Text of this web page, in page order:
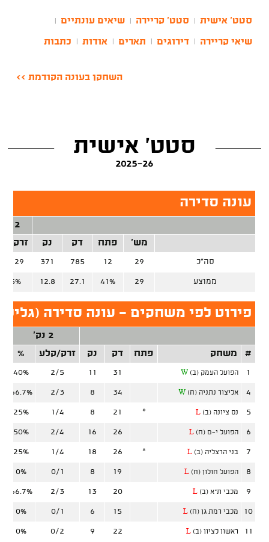
סטט' אישית סטט' קריירה שיאים עונתיים
שיאי קריירה דירוגים תארים אודות כתבות
השחקן בעונה הקודמת >>
סטט' אישית
2025-26
עונה סדירה
2 נק'
מש'
פתח דק נק זרק/
סה"כ 29
12
785
371
129
ממוצע 29
41%
27.1
12.8
פירוט לפי משחקים - עונה סדירה (גליל
2 נק'
#
משחק פתח דק נק זרק/קלע %
1 הפועל העמק (ב) W
31
11
2/5
40%
4 אליצור נתניה (ח) W
34
8
2/3
66.7%
5 נס ציונה (ב) L
*
21
8
1/4
25%
6 הפועל י-ם (ח) L
26
16
2/4
50%
7 בני הרצליה (ב) L
*
26
18
1/4
25%
8 הפועל חולון (ח) L
19
8
0/1
0%
9 מכבי ת"א (ב) L
20
13
2/3
66.7%
10 מכבי רמת גן (ח) L
15
6
0/1
0%
11 ראשון לציון (ב) L
22
9
0/2
0%